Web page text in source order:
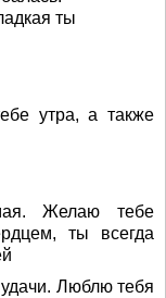
ты
утра, а также
Желаю тебе
ты всегда
Люблю тебя